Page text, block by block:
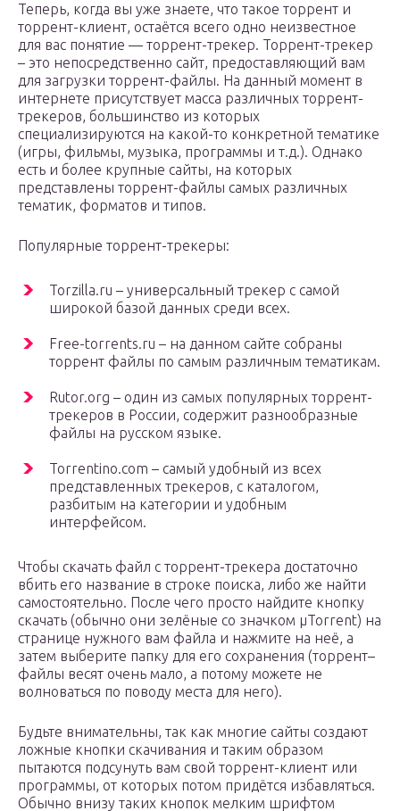
Теперь, когда вы уже знаете, что такое торрент и
торрент-клиент, остаётся всего одно неизвестное
для вас понятие — торрент-трекер. Торрент-трекер
– это непосредственно сайт, предоставляющий вам
для загрузки торрент-файлы. На данный момент в
интернете присутствует масса различных торрент-
трекеров, большинство из которых
специализируются на какой-то конкретной тематике
(игры, фильмы, музыка, программы и т.д.). Однако
есть и более крупные сайты, на которых
представлены торрент-файлы самых различных
тематик, форматов и типов.
Популярные торрент-трекеры:
Torzilla.ru – универсальный трекер с самой
широкой базой данных среди всех.
Free-torrents.ru – на данном сайте собраны
торрент файлы по самым различным тематикам.
Rutor.org – один из самых популярных торрент-
трекеров в России, содержит разнообразные
файлы на русском языке.
Torrentino.com – самый удобный из всех
представленных трекеров, с каталогом,
разбитым на категории и удобным
интерфейсом.
Чтобы скачать файл с торрент-трекера достаточно
вбить его название в строке поиска, либо же найти
самостоятельно. После чего просто найдите кнопку
скачать (обычно они зелёные со значком μTorrent) на
странице нужного вам файла и нажмите на неё, а
затем выберите папку для его сохранения (торрент–
файлы весят очень мало, а потому можете не
волноваться по поводу места для него).
Будьте внимательны, так как многие сайты создают
ложные кнопки скачивания и таким образом
пытаются подсунуть вам свой торрент-клиент или
программы, от которых потом придётся избавляться.
Обычно внизу таких кнопок мелким шрифтом